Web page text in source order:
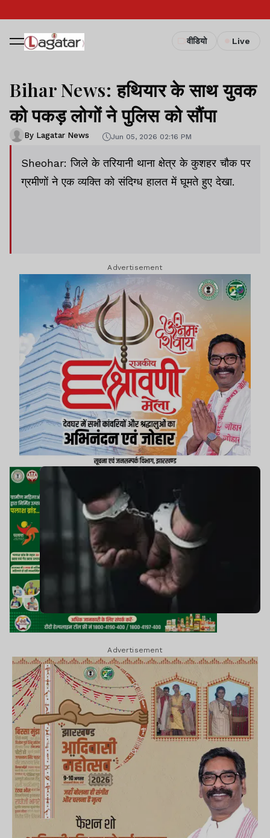
वीडियो Live
Bihar News: हथियार के साथ युवक
को पकड़ लोगों ने पुलिस को सौंपा
By Lagatar News Jun 05, 2026 02:16 PM
Sheohar: जिले के तरियानी थाना क्षेत्र के कुशहर चौक पर
ग्रमीणों ने एक व्यक्ति को संदिग्ध हालत में घूमते हुए देखा.
Advertisement
Advertisement